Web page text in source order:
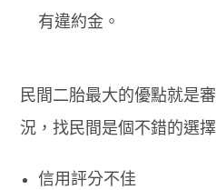
有違約金。
民間二胎最大的優點就是
況，找民間是個不錯的選擇
信用評分不佳